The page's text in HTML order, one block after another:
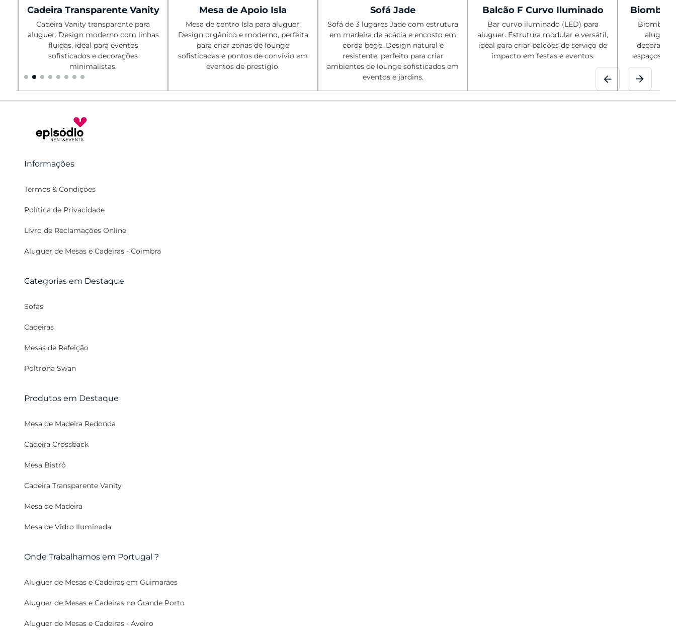
Cadeira Transparente Vanity
Cadeira Vanity transparente para
aluguer. Design moderno com linhas
fluidas, ideal para eventos
sofisticados e decorações
minimalistas.
Mesa de Apoio Isla
Mesa de centro Isla para aluguer.
Design orgânico e moderno, perfeita
para criar zonas de lounge
sofisticadas e pontos de convívio em
eventos de prestígio.
Sofá Jade
Sofá de 3 lugares Jade com estrutura
em madeira de acácia e encosto em
corda bege. Design natural e
resistente, perfeito para criar
ambientes de lounge sofisticados em
eventos e jardins.
Balcão F Curvo Iluminado
Bar curvo iluminado (LED) para
aluguer. Estrutura modular e versátil,
ideal para criar balcões de serviço de
impacto em festas e eventos.
Biombo
Biombo
aluguer.
espaços e
Informações
Termos & Condições
Política de Privacidade
Livro de Reclamações Online
Aluguer de Mesas e Cadeiras - Coimbra
Categorias em Destaque
Sofás
Cadeiras
Mesas de Refeição
Poltrona Swan
Produtos em Destaque
Mesa de Madeira Redonda
Cadeira Crossback
Mesa Bistrô
Cadeira Transparente Vanity
Mesa de Madeira
Mesa de Vidro Iluminada
Onde Trabalhamos em Portugal ?
Aluguer de Mesas e Cadeiras em Guimarães
Aluguer de Mesas e Cadeiras no Grande Porto
Aluguer de Mesas e Cadeiras - Aveiro